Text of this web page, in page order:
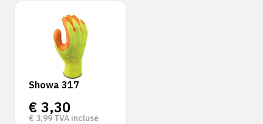
Showa 317
€ 3,30
€ 3,99 TVA incluse